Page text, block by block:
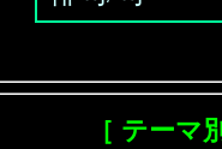
［ テーマ